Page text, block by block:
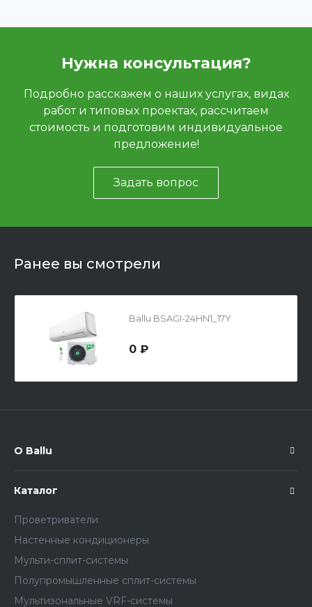
Нужна консультация?
Подробно расскажем о наших услугах, видах
работ и типовых проектах, рассчитаем
стоимость и подготовим индивидуальное
предложение!
Задать вопрос
Ранее вы смотрели
Ballu BSAGI-24HN1_17Y
0 ₽
О Ballu
Каталог
Проветриватели
Настенные кондиционеры
Мульти-сплит-системы
Полупромышленные сплит-системы
Мультизональные VRF-системы